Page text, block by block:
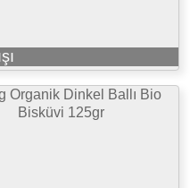
Organik Dinkel Ballı Bio
Bisküvi 125gr